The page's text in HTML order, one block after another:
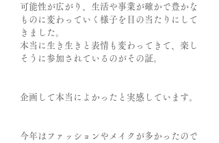
可能性が広がり、生活や事業が確かで豊かな
ものに変わっていく様子を目の当たりにして
きました。
本当に生き生きと表情も変わってきて、楽し
そうに参加されているのがその証。
企画して本当によかったと実感しています。
今年はファッションやメイクが多かったので